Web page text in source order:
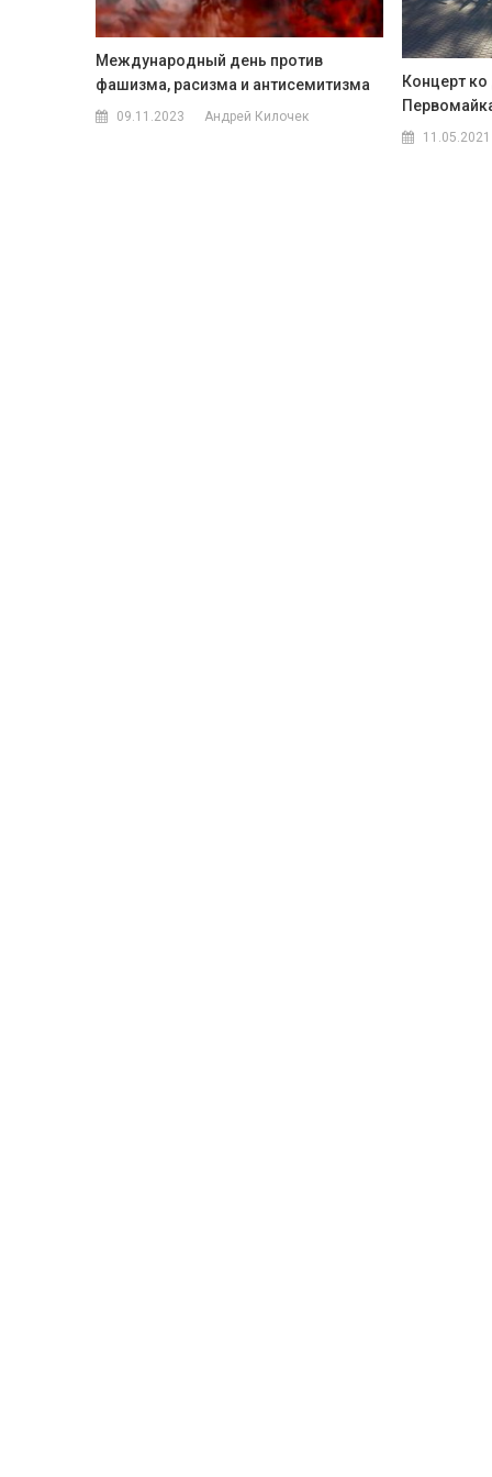
Международный день против
фашизма, расизма и антисемитизма
09.11.2023 Андрей Килочек
Концерт
11.05.2021